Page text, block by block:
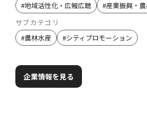
#地域活性化・広報広聴 #産業振興・
サブカテゴリ
#農林水産 #シティプロモーション
企業情報を見る